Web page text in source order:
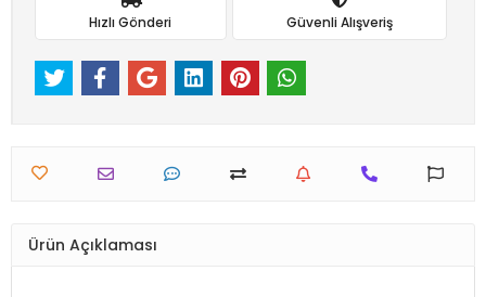
Hızlı Gönderi Güvenli Alışveriş
Ürün Açıklaması